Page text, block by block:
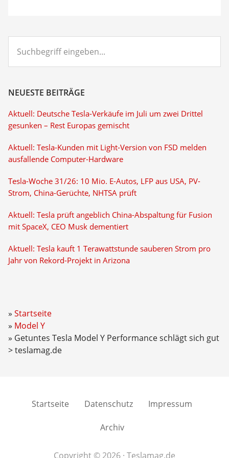
eingeben...
NEUESTE BEITRÄGE
Aktuell: Deutsche Tesla-Verkäufe im Juli um zwei Drittel
gesunken – Rest Europas gemischt
Aktuell: Tesla-Kunden mit Light-Version von FSD melden
ausfallende Computer-Hardware
Tesla-Woche 31/26: 10 Mio. E-Autos, LFP aus USA, PV-
Strom, China-Gerüchte, NHTSA prüft
Aktuell: Tesla prüft angeblich China-Abspaltung für Fusion
mit SpaceX, CEO Musk dementiert
Aktuell: Tesla kauft 1 Terawattstunde sauberen Strom pro
Jahr von Rekord-Projekt in Arizona
Startseite
Model Y
Getuntes Tesla Model Y Performance schlägt sich gut
> teslamag.de
Startseite Datenschutz Impressum
Archiv
Copyright © 2026 · Teslamag.de